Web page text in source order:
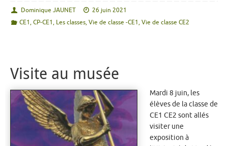
Dominique JAUNET
26 juin 2021
CE1,CP-CE1, Les classes,Vie de classe -CE1,Vie de classe CE2
Visite au musée
Mardi 8 juin, les
élèves de la classe de
CE1 CE2 sont allés
visiter une
exposition à